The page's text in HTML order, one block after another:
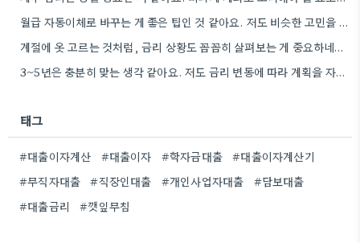
월급 자동이체로 바꾸는 게 좋은 팁인 것 같아요. 저도 비슷한 고민을 하고 있는데, 실제로 금리…
계절에 옷 고르는 것처럼, 금리 상황도 꼼꼼히 살펴보는 게 중요하네요. 특히 장기적으로 대출을 할 때는…
3~5년은 충분히 맞는 생각 같아요. 저도 금리 변동에 따라 계획을 자주 수정하다 보니, 장기적인 관점에서…
태그
#대출이자계산 #대출이자 #학자금대출
#대출이자계산기
#무직자대출
#직장인대출 #개인사업자대출
#담보대출
#대출금리
#깻잎무침